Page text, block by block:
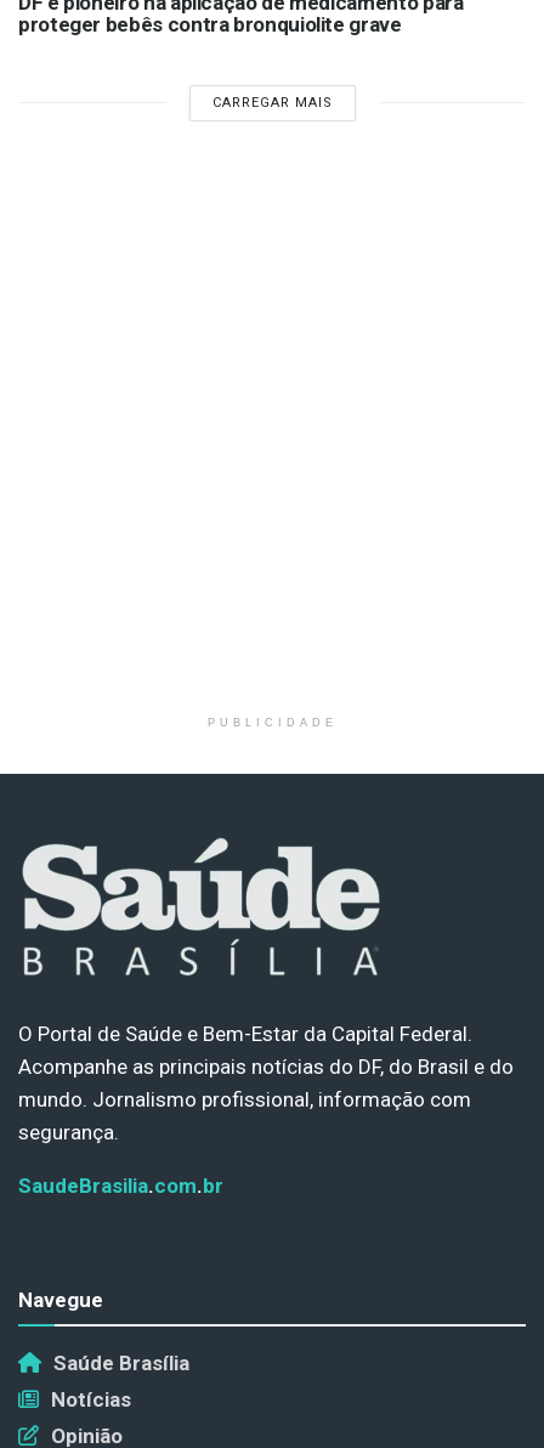
proteger bebês contra bronquiolite grave
CARREGAR MAIS
PUBLICIDADE
O Portal de Saúde e Bem-Estar da Capital Federal.
Acompanhe as principais notícias do DF, do Brasil e do
mundo. Jornalismo profissional, informação com
segurança.
SaudeBrasilia.com.br
Navegue
Saúde Brasília
Notícias
Opinião